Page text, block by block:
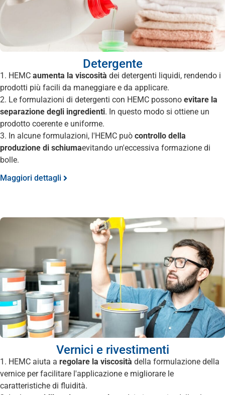
Detergente
1. HEMC aumenta la viscosità dei detergenti liquidi, rendendo i
prodotti più facili da maneggiare e da applicare.
2. Le formulazioni di detergenti con HEMC possono evitare la
separazione degli ingredienti. In questo modo si ottiene un
prodotto coerente e uniforme.
3. In alcune formulazioni, l'HEMC può controllo della
produzione di schiumaevitando un'eccessiva formazione di
bolle.
Maggiori dettagli
Vernici e rivestimenti
1. HEMC aiuta a regolare la viscosità della formulazione della
vernice per facilitare l'applicazione e migliorare le
caratteristiche di fluidità.